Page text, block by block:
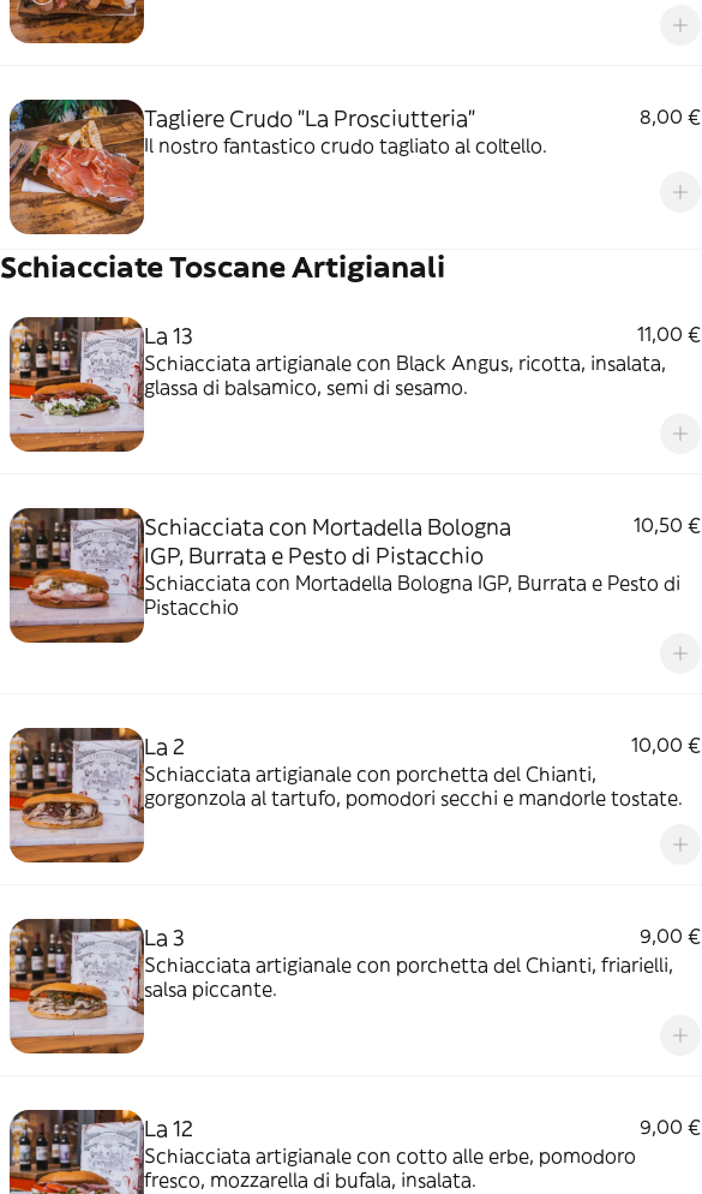
Tagliere Crudo "La Prosciutteria"
8,00 €
Il nostro fantastico crudo tagliato al coltello.
Schiacciate Toscane Artigianali
La 13
11,00 €
Schiacciata artigianale con Black Angus, ricotta, insalata,
glassa di balsamico, semi di sesamo.
Schiacciata con Mortadella Bologna
IGP, Burrata e Pesto di Pistacchio
10,50 €
Schiacciata con Mortadella Bologna IGP, Burrata e Pesto di
Pistacchio
La 2
10,00 €
Schiacciata artigianale con porchetta del Chianti,
gorgonzola al tartufo, pomodori secchi e mandorle tostate.
La 3
9,00 €
Schiacciata artigianale con porchetta del Chianti, friarielli,
salsa piccante.
La 12
9,00 €
Schiacciata artigianale con cotto alle erbe, pomodoro
fresco, mozzarella di bufala, insalata.